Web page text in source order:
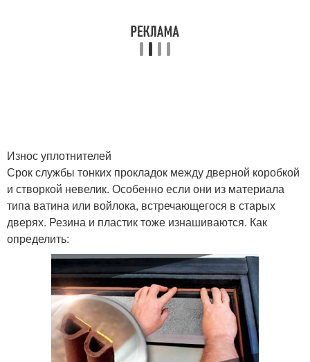
Износ уплотнителей
Срок службы тонких прокладок между дверной коробкой
и створкой невелик. Особенно если они из материала
типа ватина или войлока, встречающегося в старых
дверях. Резина и пластик тоже изнашиваются. Как
определить: